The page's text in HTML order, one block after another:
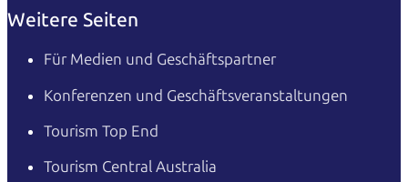
Weitere Seiten
Für Medien und Geschäftspartner
Konferenzen und Geschäftsveranstaltungen
Tourism Top End
Tourism Central Australia